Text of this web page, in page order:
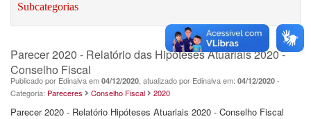
Subcategorias
Parecer 2020 - Relatório das Hipóteses Atuariais 2020 -
Conselho Fiscal
Publicado por Edinalva em 04/12/2020 , atualizado por Edinalva em: 04/12/2020 -
Categoria: Pareceres Conselho Fiscal 2020
Parecer 2020 - Relatório Hipóteses Atuariais 2020 - Conselho Fiscal